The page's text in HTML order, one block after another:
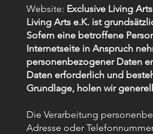
Website: Exclusive Living
Living Arts e.K. ist
Sofern eine betroffene
Internetseite in Anspruch
personenbezogener Daten
Daten erforderlich und
Grundlage, holen wir
Die Verarbeitung
Adresse oder